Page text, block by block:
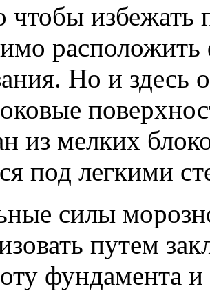
чтобы
Но и здесь
из мелких
под легкими
силы
путем
фундамента